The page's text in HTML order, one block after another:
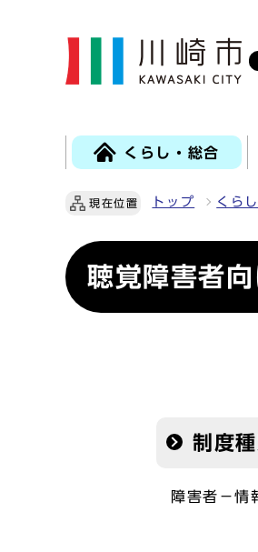
くらし・総合
現在位置 トップ くら
聴覚障害者
制度種
障害者－情